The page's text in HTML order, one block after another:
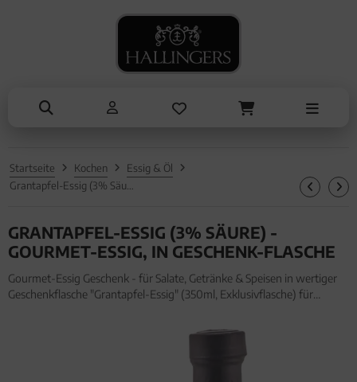
Startseite Kochen
Essig & Öl
GRANTAPFEL-ESSIG (3% SÄURE) -
GOURMET-ESSIG, IN GESCHENK-FLASCHE
Gourmet-Essig Geschenk - für Salate, Getränke & Speisen in wertiger
Geschenkflasche "Grantapfel-Essig" (350ml, Exklusivflasche) für
SOMMER
ALLES ANZEIGEN AUS SOMMER
Genüsse
Liköre
TRINKEN
ALLES ANZEIGEN AUS TRINKEN
Kaffee
NASCHEN
ALLES ANZEIGEN AUS NASCHEN
Pralinen
Müsli
ANLÄSSE
ALLES ANZEIGEN AUS ANLÄSSE
Kleine Aufmerksamkeiten
Ostern
Valentinstag
Weihnachten